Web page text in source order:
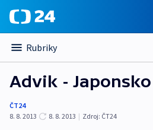
Rubriky
Advik -
ČT24
8. 8. 2013
8. 8. 2013 | Zdroj: ČT24